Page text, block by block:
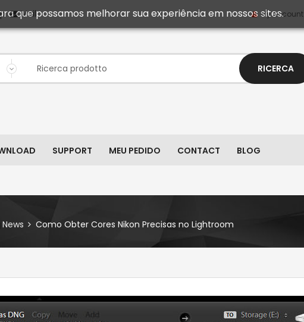
Mail My Account
RICERCA
SUPPORT MEU PEDIDO CONTACT BLOG
Como Obter Cores Nikon Precisas no Lightroom
que possamos melhorar sua experiência em nossos sites.